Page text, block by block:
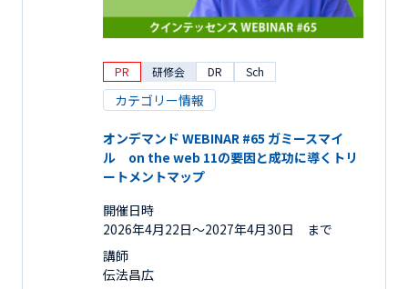
PR 研修会 DR Sch
カテゴリー情報
オンデマンド WEBINAR #65 ガミースマイ
ル on the web 11の要因と成功に導くトリ
ートメントマップ
開催日時
2026年4月22日〜2027年4月30日 まで
講師
伝法昌広